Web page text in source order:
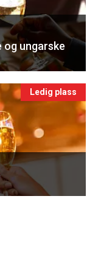
og ungarske
Ledig plass